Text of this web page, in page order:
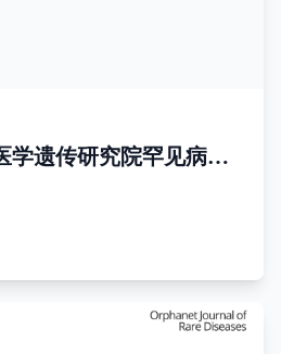
学遗传研究院罕见病研